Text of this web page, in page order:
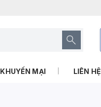
KHUYẾN MẠI LIÊN HỆ